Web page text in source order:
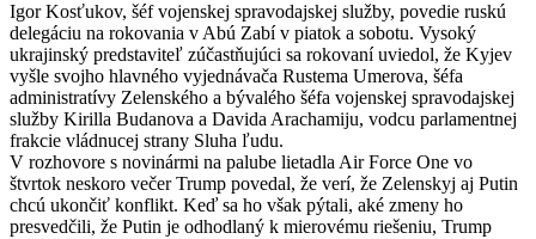
Igor Kosťukov, šéf vojenskej spravodajskej služby, povedie ruskú
delegáciu na rokovania v Abú Zabí v piatok a sobotu. Vysoký
ukrajinský predstaviteľ zúčastňujúci sa rokovaní uviedol, že Kyjev
vyšle svojho hlavného vyjednávača Rustema Umerova, šéfa
administratívy Zelenského a bývalého šéfa vojenskej spravodajskej
služby Kirilla Budanova a Davida Arachamiju, vodcu parlamentnej
frakcie vládnucej strany Sluha ľudu.
V rozhovore s novinármi na palube lietadla Air Force One vo
štvrtok neskoro večer Trump povedal, že verí, že Zelenskyj aj Putin
chcú ukončiť konflikt. Keď sa ho však pýtali, aké zmeny ho
presvedčili, že Putin je odhodlaný k mierovému riešeniu, Trump